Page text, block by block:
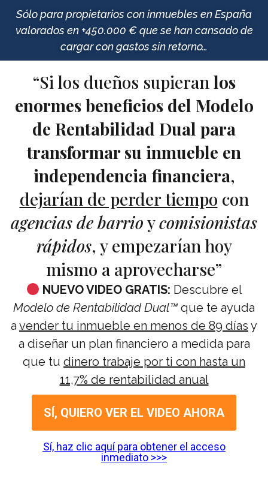
Sólo para propietarios con inmuebles en España
valorados en +450.000 € que se han cansado de
cargar con gastos sin retorno…
“Si los dueños supieran los
enormes beneficios del Modelo
de Rentabilidad Dual para
transformar su inmueble en
independencia financiera,
dejarían de perder tiempo con
agencias de barrioycomisionistas
rápidos, y empezarían hoy
mismo a aprovecharse”
NUEVO VIDEO GRATIS: Descubre el
Modelo de Rentabilidad Dual™ que te ayuda
a vender tu inmueble en menos de 89 días y
a diseñar un plan financiero a medida para
que tu dinero trabaje por ti con hasta un
11,7% de rentabilidad anual
SÍ, QUIERO VER EL VIDEO AHORA
Sí, haz clic aquí para obtener el acceso
inmediato >>>